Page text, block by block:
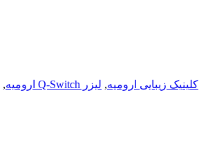
کلینیک زیبایی ارومیه, لیزر Q-Switch ارومیه ,